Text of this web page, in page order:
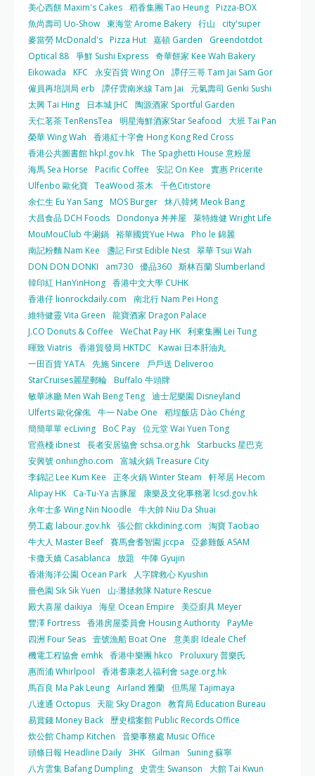
美心西餅 Maxim's Cakes 稻香集團 Tao Heung Pizza-BOX
魚尚壽司 Uo-Show 東海堂 Arome Bakery 行山
city'super
麥當勞 McDonald's Pizza Hut 嘉頓 Garden
Greendotdot
Optical 88 爭鮮 Sushi Express 奇華餅家 Kee Wah Bakery
Eikowada
KFC 永安百貨 Wing On
譚仔三哥 Tam Jai Sam Gor
僱員再培訓局 erb
譚仔雲南米線 Tam Jai
元氣壽司 Genki Sushi
太興 Tai Hing
日本城 JHC
陶源酒家 Sportful Garden
天仁茗茶 TenRensTea
明星海鮮酒家Star Seafood
大班 Tai Pan
榮華 Wing Wah
香港紅十字會 Hong Kong Red Cross
香港公共圖書館 hkpl.gov.hk The Spaghetti House 意粉屋
海馬 Sea Horse
Pacific Coffee 安記 On Kee
實惠 Pricerite
Ulfenbo 歐化寶 TeaWood 茶木 千色Citistore
余仁生 Eu Yan Sang MOS Burger 炑八韓烤 Meok Bang
大昌食品 DCH Foods Dondonya 丼丼屋
萊特維健 Wright Life
MouMouClub 牛涮鍋 裕華國貨Yue Hwa
Pho le 錦麗
南記粉麵 Nam Kee
盞記 First Edible Nest 翠華 Tsui Wah
DON DON DONKI
am730 優品360 斯林百蘭 Slumberland
韓印紅 HanYinHong 香港中文大學 CUHK
香港仔 lionrockdaily.com
南北行 Nam Pei Hong
維特健靈 Vita Green
龍寶酒家 Dragon Palace
J.CO Donuts & Coffee
WeChat Pay HK 利東集團 Lei Tung
暉致 Viatris 香港貿發局 HKTDC
Kawai 日本肝油丸
一田百貨 YATA 先施 Sincere
戶戶送 Deliveroo
StarCruises麗星郵輪 Buffalo 牛頭牌
敏華冰廳 Men Wah Beng Teng 迪士尼樂園 Disneyland
Ulferts 歐化傢俬 牛一 Nabe One
稻埕飯店 Dào Chéng
簡簡單單 ecLiving BoC Pay 位元堂 Wai Yuen Tong
官燕棧 ibnest 長者安居協會 schsa.org.hk
Starbucks 星巴克
安興號 onhingho.com
富城火鍋 Treasure City
李錦記 Lee Kum Kee
正冬火鍋 Winter Steam
軒琴居 Hecom
Alipay HK
Ca-Tu-Ya 吉豚屋
康樂及文化事務署 lcsd.gov.hk
永年士多 Wing Nin Noodle
牛大帥 Niu Da Shuai
勞工處 labour.gov.hk 張公館 ckkdining.com
淘寶 Taobao
牛大人 Master Beef 賽馬會耆智園 jccpa
亞參雞飯 ASAM
卡撒天嬌 Casablanca
放題
牛陣 Gyujin
香港海洋公園 Ocean Park
人字牌救心 Kyushin
嗇色園 Sik Sik Yuen
山‧灘拯救隊 Nature Rescue
殿大喜屋 daikiya
海皇 Ocean Empire
美亞廚具 Meyer
豐澤 Fortress 香港房屋委員會 Housing Authority PayMe
四洲 Four Seas 壹號漁船 Boat One
意美廚 Ideale Chef
機電工程協會 emhk 香港中樂團 hkco
Proluxury 普樂氏
惠而浦 Whirlpool
香港耆康老人福利會 sage.org.hk
馬百良 Ma Pak Leung Airland 雅蘭 但馬屋 Tajimaya
八達通 Octopus
天龍 Sky Dragon
教育局 Education Bureau
易賞錢 Money Back
歷史檔案館 Public Records Office
炊公館 Champ Kitchen
音樂事務處 Music Office
頭條日報 Headline Daily 3HK Gilman
Suning 蘇寧
八方雲集 Bafang Dumpling
史雲生 Swanson
大館 Tai Kwun